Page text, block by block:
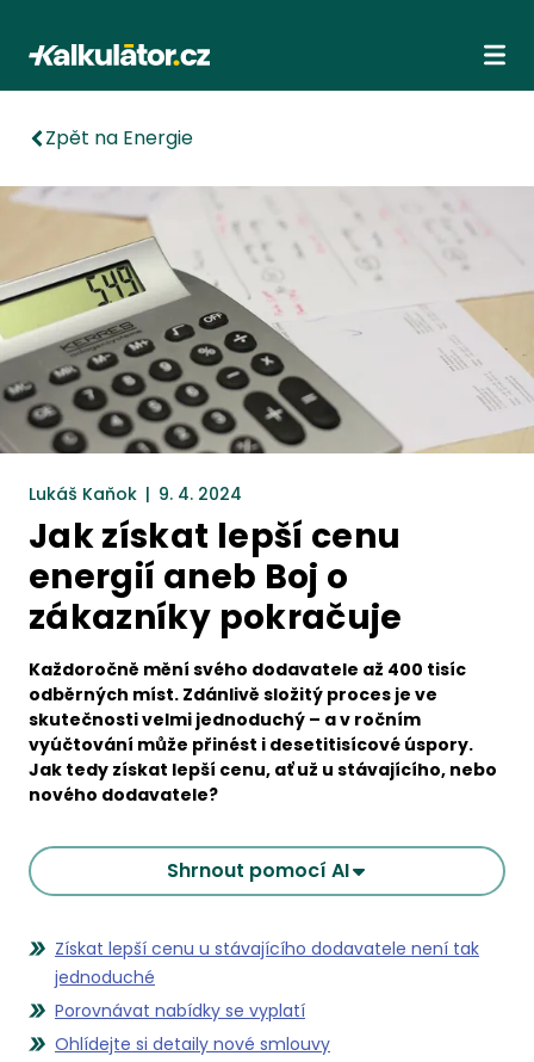
Kalkulátor.cz
Zpět na Energie
Lukáš Kaňok | 9. 4. 2024
Jak získat lepší cenu
energií aneb Boj o
zákazníky pokračuje
Každoročně mění svého dodavatele až 400 tisíc
odběrných míst. Zdánlivě složitý proces je ve
skutečnosti velmi jednoduchý – a v ročním
vyúčtování může přinést i desetitisícové úspory.
Jak tedy získat lepší cenu, ať už u stávajícího, nebo
nového dodavatele?
Shrnout pomocí AI
Získat lepší cenu u stávajícího dodavatele není tak
jednoduché
Porovnávat nabídky se vyplatí
Ohlídejte si detaily nové smlouvy